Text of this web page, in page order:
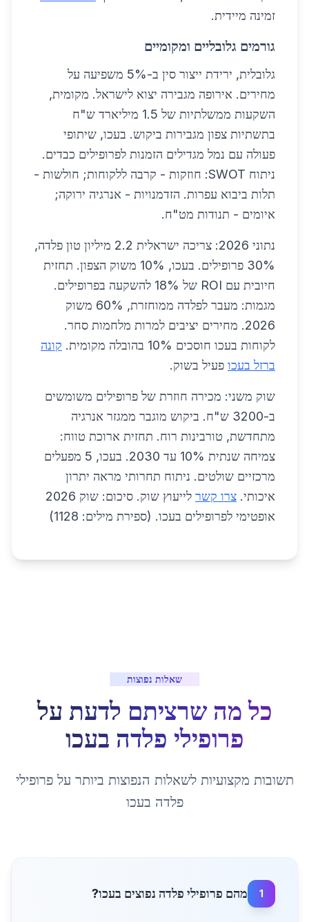
זמינה מיידית.
גורמים גלובליים ומקומיים
גלובלית, ירידת ייצור סין ב-5% משפיעה על
מחירים. אירופה מגבירה יצוא לישראל. מקומית,
השקעות ממשלתיות של 1.5 מיליארד ש"ח
בתשתיות צפון מגבירות ביקוש. בעכו, שיתופי
פעולה עם נמל מגדילים הזמנות לפרופילים כבדים.
ניתוח SWOT: חוזקות - קרבה ללקוחות; חולשות -
תלות ביבוא עפרות. הזדמנויות - אנרגיה ירוקה;
איומים - תנודות מט"ח.
נתוני 2026: צריכה ישראלית 2.2 מיליון טון פלדה,
30% פרופילים. בעכו, 10% משוק הצפון. תחזית
חיובית עם ROI של 18% להשקעה בפרופילים.
מגמות: מעבר לפלדה ממוחזרת, 60% משוק
2026. מחירים יציבים למרות מלחמות סחר.
לקוחות בעכו חוסכים 10% בהובלה מקומית.
קונה
ברזל בעכו פעיל בשוק.
שוק משני: מכירה חוזרת של פרופילים משומשים
ב-3200 ש"ח. ביקוש מוגבר ממגזר אנרגיה
מתחדשת, טורבינות רוח. תחזית ארוכת טווח:
צמיחה שנתית 10% עד 2030. בעכו, 5 מפעלים
מרכזיים שולטים. ניתוח תחרותי מראה יתרון
איכותי. צרו קשר
לייעוץ שוק. סיכום: שוק 2026
אופטימי לפרופילים בעכו. (ספירת מילים: 1128)
שאלות נפוצות
כל מה שרציתם לדעת על
פרופילי פלדה בעכו
תשובות מקצועיות לשאלות הנפוצות ביותר עלפרופילי
פלדה בעכו
1 מהם פרופילי פלדה נפוצים בעכו?